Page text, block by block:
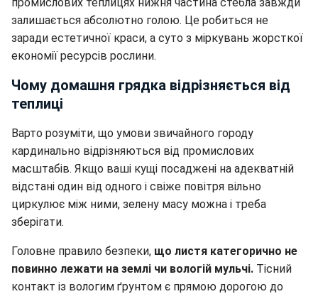
залишається абсолютно голою. Це робиться не
заради естетичної краси, а суто з міркувань жорсткої
економії ресурсів рослини.
Чому домашня грядка відрізняється від
теплиці
Варто розуміти, що умови звичайного городу
кардинально відрізняються від промислових
масштабів. Якщо ваші кущі посаджені на адекватній
відстані один від одного і свіже повітря вільно
циркулює між ними, зелену масу можна і треба
зберігати.
Головне правило безпеки, що листя категорично не
повинно лежати на землі чи вологій мульчі. Тісний
контакт із вологим ґрунтом є прямою дорогою до